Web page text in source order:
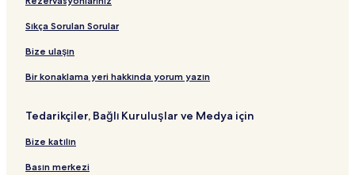
a
r
t
B
ğ
n
ı
t
ı
t
B
a
ğ
a
ı
ğ
l
a
n
ı
n
t
ı
a
ğ
l
a
t
Sıkça Sorulan Sorular
Bize ulaşın
Bir konaklama yeri hakkında yorum yazın
Tedarikçiler, Bağlı Kuruluşlar ve Medya için
Bize katılın
Basın merkezi